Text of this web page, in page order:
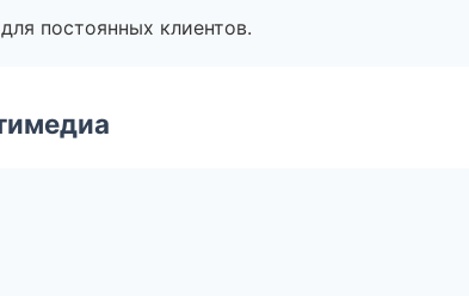
постоянных клиентов.